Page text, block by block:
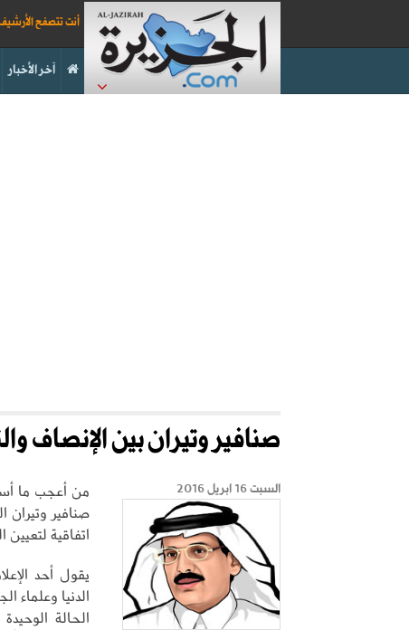
أنت تتصفح
آخر الأخبار
صنافير وتيران بين الإنصاف
السبت 16 ابريل 2016
من أعجب ما
صنافير وتيران
اتفاقية لتعيين
يقول أحد
الدنيا وعلماء
الحالة